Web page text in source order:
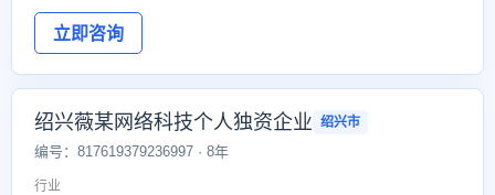
立即咨询
绍兴薇某网络科技个人独资企业 绍兴市
编号：817619379236997 · 8年
行业